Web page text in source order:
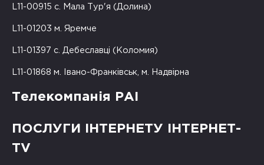
L11-00915 с. Мала Тур'я (Долина)
L11-01203 м. Яремче
L11-01397 с. Дебеславці (Коломия)
L11-01868 м. Івано-Франківськ, м. Надвірна
Телекомпанія РАІ
ПОСЛУГИ ІНТЕРНЕТУ ІНТЕРНЕТ-
TV